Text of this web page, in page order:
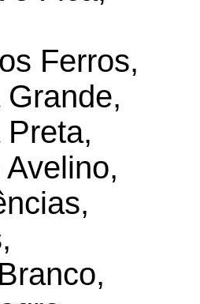
Ferros,